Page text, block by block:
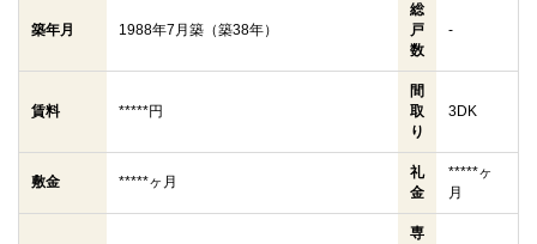
築年月 1988年7月築（築38年）
総
戸
数
-
賃料 *****円
間
取
り
3DK
敷金 *****ヶ月
礼
金
*****ヶ
月
専